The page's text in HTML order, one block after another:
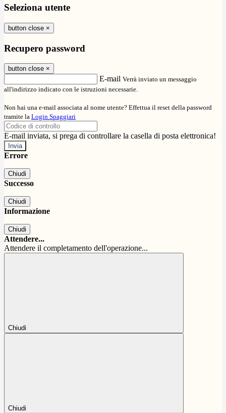
Seleziona utente
button close ×
Recupero password
button close ×
E-mail Verrà inviato un messaggio
all'indirizzo indicato con le istruzioni necessarie.
Non hai una e-mail associata al nome utente? Effettua il reset della password
tramite la Login Spaggiari
E-mail inviata, si prega di controllare la casella di posta elettronica!
Errore
Chiudi
Successo
Chiudi
Informazione
Chiudi
Attendere...
Attendere il completamento dell'operazione...
Chiudi
Chiudi